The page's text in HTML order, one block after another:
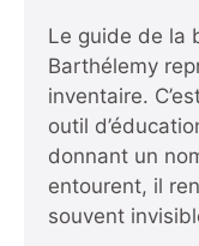
Le guide de la
Barthélemy
inventaire.
outil
donnant un
entourent, il
souvent